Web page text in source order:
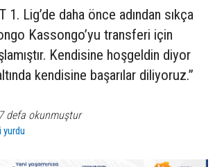
1. Lig’de daha önce adından sıkça
Kassongo’yu transferi için
Kendisine hoşgeldin diyor
kendisine başarılar diliyoruz.”
defa okunmuştur
yurdu